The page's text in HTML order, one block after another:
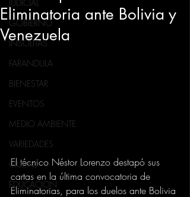
JUDICIAL
GOBIERNO
INSÓLITAS
FARANDULA
BIENESTAR
EVENTOS
MEDIO AMBIENTE
VARIEDADES
CIUDAD
EDUCACION
Eliminatoria ante Bolivia y
Venezuela
El técnico Néstor Lorenzo destapó sus
cartas en la última convocatoria de
Eliminatorias, para los duelos ante Bolivia